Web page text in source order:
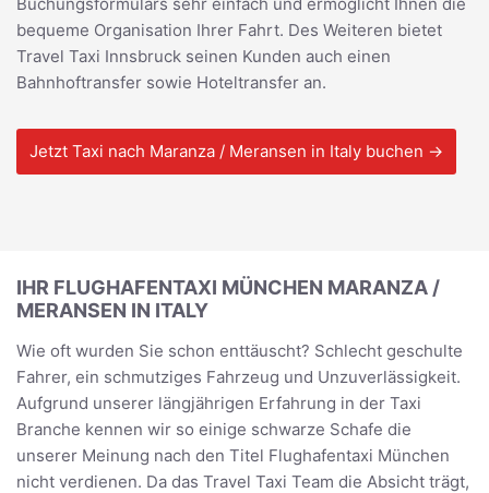
bequeme Organisation Ihrer Fahrt. Des Weiteren bietet
Travel Taxi Innsbruck seinen Kunden auch einen
Bahnhoftransfer sowie Hoteltransfer an.
Jetzt Taxi nach Maranza / Meransen in Italy buchen →
IHR FLUGHAFENTAXI MÜNCHEN MARANZA /
MERANSEN IN ITALY
Wie oft wurden Sie schon enttäuscht? Schlecht geschulte
Fahrer, ein schmutziges Fahrzeug und Unzuverlässigkeit.
Aufgrund unserer längjährigen Erfahrung in der Taxi
Branche kennen wir so einige schwarze Schafe die
unserer Meinung nach den Titel Flughafentaxi München
nicht verdienen. Da das Travel Taxi Team die Absicht trägt,